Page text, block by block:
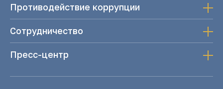
Противодействие коррупции
Сотрудничество
Пресс-центр